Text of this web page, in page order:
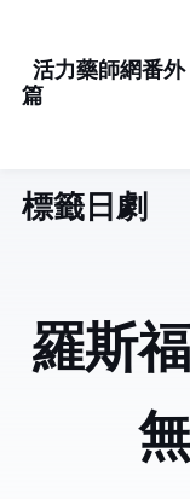
活力藥師網番外
篇
標籤: 日劇 (12)
羅斯
無